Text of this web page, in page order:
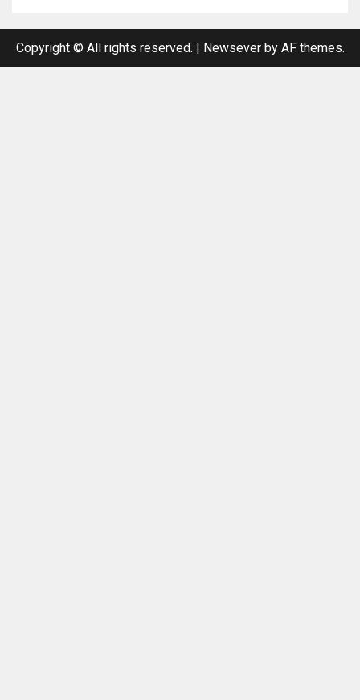
Copyright © All rights reserved. | Newseverby AF themes.